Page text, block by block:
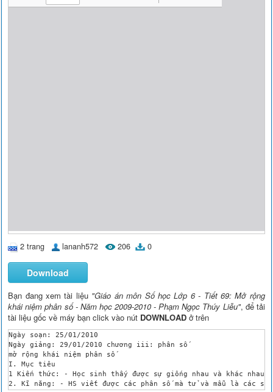
2 trang lananh572 206 0
Download
Bạn đang xem tài liệu "Giáo án môn Số học Lớp 6 - Tiết 69: Mở rộng
khái niệm phân số - Năm học 2009-2010 - Phạm Ngọc Thúy Liễu", để tải
tài liệu gốc về máy bạn click vào nút DOWNLOAD ở trên
Ngày soạn: 25/01/2010
Ngày giảng: 29/01/2010 chương iii: phân số
mở rộng khái niệm phân số
I. Mục tiêu
1 Kiến thức: - Học sinh thấy được sự giống nhau và khác
2. Kĩ năng: - HS viết được các phân số mà tử và mẫu là các số